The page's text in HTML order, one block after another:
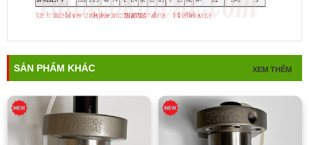
SẢN PHẨM KHÁC XEM THÊM